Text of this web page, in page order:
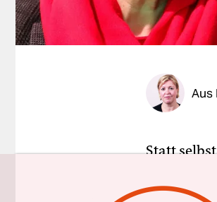
unterstützen
abo
Aus
Statt
Merz.